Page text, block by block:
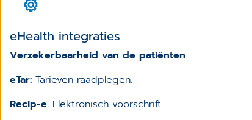
eHealth integraties
Verzekerbaarheid van de patiënten
eTar: Tarieven raadplegen.
Recip-e: Elektronisch voorschrift.